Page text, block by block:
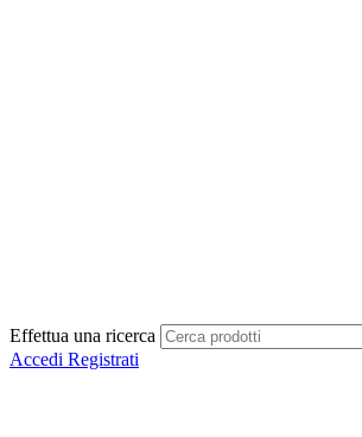
Effettua una ricerca
Accedi Registrati